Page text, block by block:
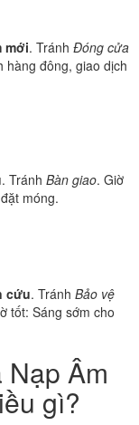
mới. Tránh Đóng cửa
hàng đông, giao dịch
. Tránh Bàn giao. Giờ
móng.
cứu. Tránh Bảo vệ
tốt: Sáng sớm cho
Âm
gì?